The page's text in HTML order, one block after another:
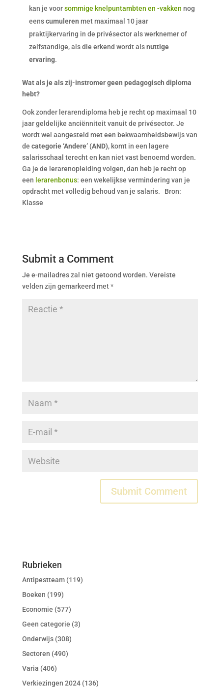
kan je voorsommige knelpuntambten en -vakken nog
eenscumuleren met maximaal 10 jaar
praktijkervaring in de privésector als werknemer of
zelfstandige, als die erkend wordt alsnuttige
ervaring.
Wat als je als zij-instromer geen pedagogisch diploma
hebt?
Ook zonder lerarendiploma heb je recht op maximaal 10
jaar geldelijke anciënniteit vanuit de privésector. Je
wordt wel aangesteld met een bekwaamheidsbewijs van
de categorie ‘Andere’ (AND), komt in een lagere
salarisschaal terecht en kan niet vast benoemd worden.
Ga je de lerarenopleiding volgen, dan heb je recht op
een lerarenbonus: een wekelijkse vermindering van je
opdracht met volledig behoud van je salaris. Bron:
Klasse
Submit a Comment
Je e-mailadres zal niet getoond worden. Vereiste
velden zijn gemarkeerd met*
Rubrieken
Antipestteam(119)
Boeken (199)
Economie (577)
Geen categorie (3)
Onderwijs(308)
Sectoren (490)
Varia (406)
Verkiezingen 2024(136)